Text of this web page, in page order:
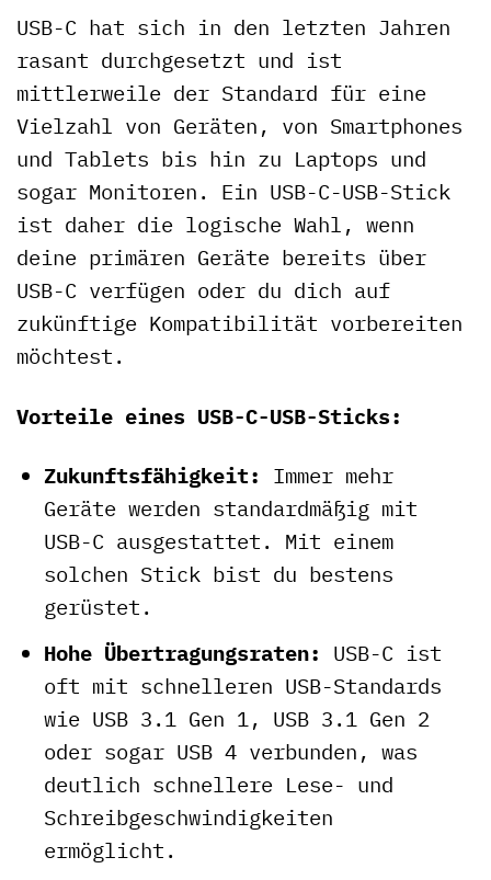
USB-C hat sich in den letzten Jahren
rasant durchgesetzt und ist
mittlerweile der Standard für eine
Vielzahl von Geräten, von Smartphones
und Tablets bis hin zu Laptops und
sogar Monitoren. Ein USB-C-USB-Stick
ist daher die logische Wahl, wenn
deine primären Geräte bereits über
USB-C verfügen oder du dich auf
zukünftige Kompatibilität vorbereiten
möchtest.
Vorteile eines USB-C-USB-Sticks:
Zukunftsfähigkeit: Immer mehr
Geräte werden standardmäßig mit
USB-C ausgestattet. Mit einem
solchen Stick bist du bestens
gerüstet.
Hohe Übertragungsraten: USB-C ist
oft mit schnelleren USB-Standards
wie USB 3.1 Gen 1, USB 3.1 Gen 2
oder sogar USB 4 verbunden, was
deutlich schnellere Lese- und
Schreibgeschwindigkeiten
ermöglicht.